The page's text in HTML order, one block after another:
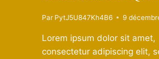
Par PytJ5U847Kh4B6 9
Lorem ipsum dolor sit amet,
consectetur adipiscing elit,